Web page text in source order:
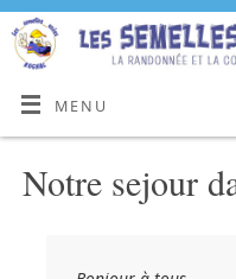
MENU
Notre sejour